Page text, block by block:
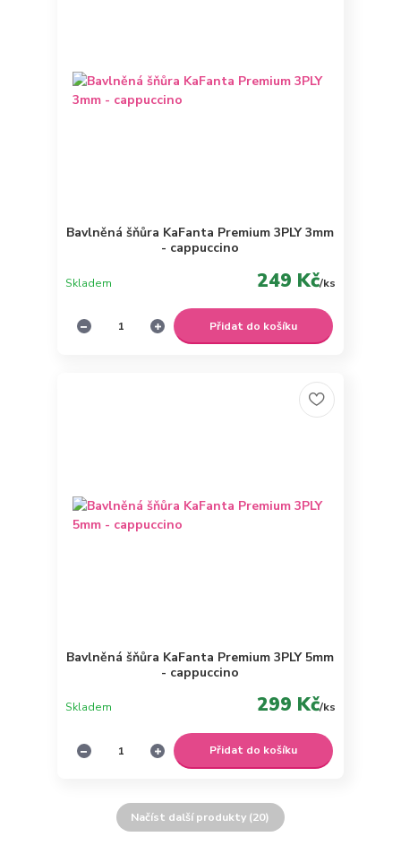
Bavlněná šňůra KaFanta Premium 3PLY 3mm
- cappuccino
249 Kč/ks
Skladem
Přidat do košíku
Bavlněná šňůra KaFanta Premium 3PLY 5mm
- cappuccino
299 Kč/ks
Skladem
Přidat do košíku
Načíst další produkty (20)